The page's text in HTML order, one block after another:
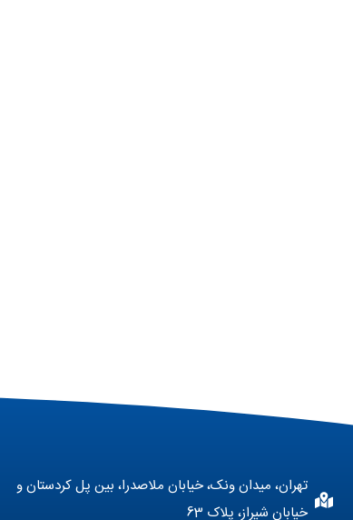
تهران، میدان ونک، خیابان ملاصدرا، بین پل کردستان و
خیابان شیراز، پلاک 63